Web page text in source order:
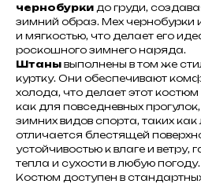
чернобурки до груди,
зимний образ. Мех чернобурки
и мягкостью, что делает его
роскошного зимнего наряда.
Штаны выполнены в том же
куртку. Они обеспечивают
холода, что делает этот
как для повседневных
зимних видов спорта, таких
отличается блестящей
устойчивостью к влаге и ветру,
тепла и сухости в любую погоду.
Костюм доступен в